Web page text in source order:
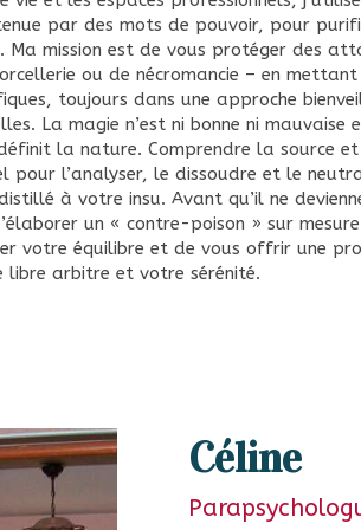
par des mots de pouvoir, pour
Ma mission est de vous protéger des
ou de nécromancie – en
toujours dans une approche
La magie n’est ni bonne ni mauvaise
la nature. Comprendre la source et
pour l’analyser, le dissoudre et le
à votre insu. Avant qu’il ne
un « contre-poison » sur
votre équilibre et de vous offrir une
libre arbitre et votre sérénité.
Céline